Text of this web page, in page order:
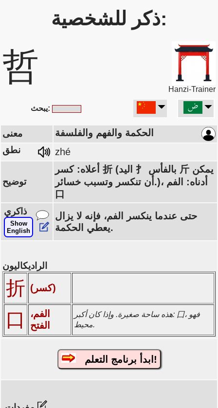
ذكر للشخصية:
哲
Hanzi-Trainer
يبحث:
معنى الحكمة والفهم والفلسفة
نطق zhé
توضيح
أعلاه: كسر 折 (اليد 扌 بالفأس 斤 يمكن
أن تنكسر وتسبب خسائر.)، أدناه: الفم
口
ذاكري
Show
English
حتى عندما ينكسر الفم، فإنه لا يزال
يعطي الحكمة.
الراديكاليون
折 (كسر)
口
الفم،
الفتح
هذه ساحة صغيرة. وإذا كان أكبر: 囗، فهو
محيط.
ابدأ برنامج التعلم!